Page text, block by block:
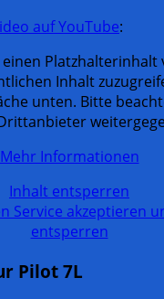
auf YouTube:
Platzhalterinhalt
Inhalt
unten. Bitte
Mehr Informationen
Inhalt entsperren
Service akzeptieren
entsperren
Pilot 7L